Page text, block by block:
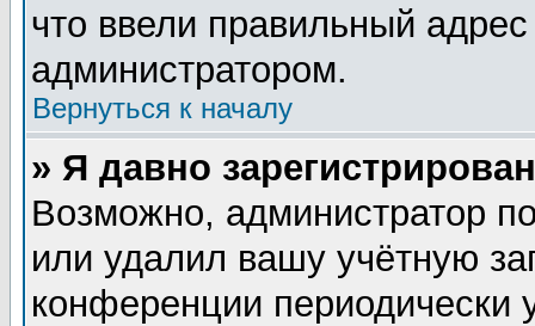
что ввели правильный
администратором.
Вернуться к началу
» Я давно
Возможно, администратор
или удалил вашу учётную
конференции периодически